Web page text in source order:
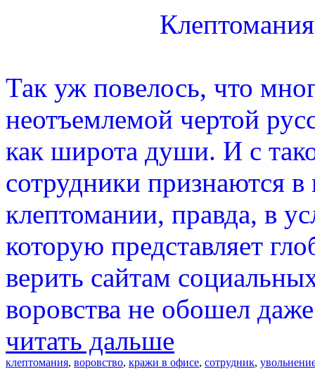
Так уж повелось, что
неотъемлемой чертой
как широта души. И с
сотрудники признаются
клептомании, правда, в
которую представляет
верить сайтам
воровства не обошел
читать дальше
клептомания, воровство, кражи в офисе, сотрудник,